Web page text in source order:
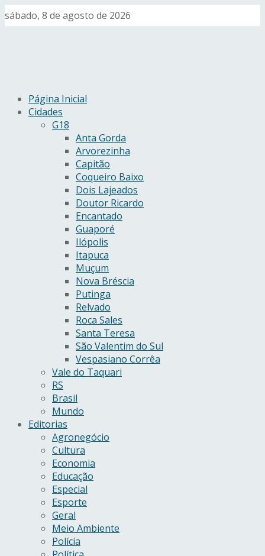
sábado, 8 de agosto de 2026
Página Inicial
Cidades
G18
Anta Gorda
Arvorezinha
Capitão
Coqueiro Baixo
Dois Lajeados
Doutor Ricardo
Encantado
Guaporé
Ilópolis
Itapuca
Muçum
Nova Bréscia
Putinga
Relvado
Roca Sales
Santa Teresa
São Valentim do Sul
Vespasiano Corrêa
Vale do Taquari
RS
Brasil
Mundo
Editorias
Agronegócio
Cultura
Economia
Educação
Especial
Esporte
Geral
Meio Ambiente
Polícia